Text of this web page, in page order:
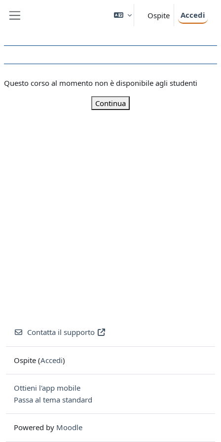
Ospite Accedi
Questo corso al momento non è disponibile agli studenti
Continua
Contatta il supporto
Ospite (Accedi)
Ottieni l'app mobile
Passa al tema standard
Powered by Moodle